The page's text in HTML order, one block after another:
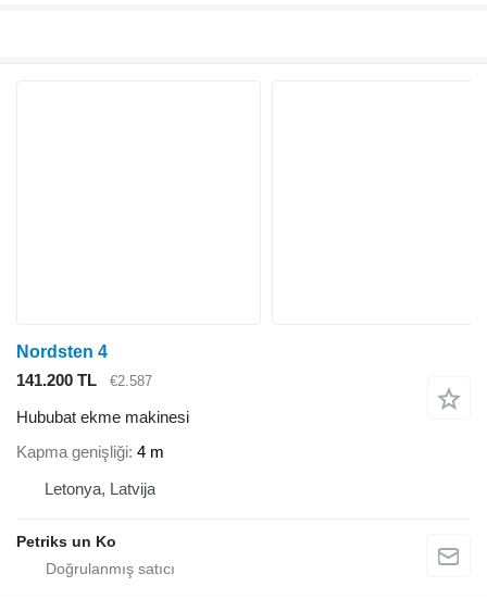
Nordsten 4
141.200 TL
€2.587
Hububat ekme makinesi
Kapma genişliği 4 m
Letonya, Latvija
Petriks un Ko